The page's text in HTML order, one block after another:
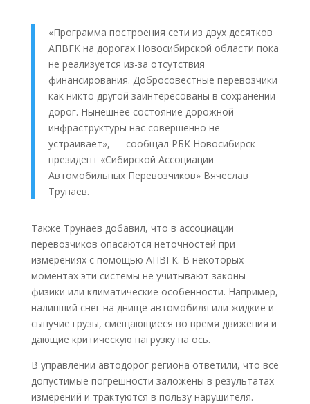
«Программа построения сети из двух десятков
АПВГК на дорогах Новосибирской области пока
не реализуется из-за отсутствия
финансирования. Добросовестные перевозчики
как никто другой заинтересованы в сохранении
дорог. Нынешнее состояние дорожной
инфраструктуры нас совершенно не
устраивает», — сообщал РБК Новосибирск
президент «Сибирской Ассоциации
Автомобильных Перевозчиков» Вячеслав
Трунаев.
Также Трунаев добавил, что в ассоциации
перевозчиков опасаются неточностей при
измерениях с помощью АПВГК. В некоторых
моментах эти системы не учитывают законы
физики или климатические особенности. Например,
налипший снег на днище автомобиля или жидкие и
сыпучие грузы, смещающиеся во время движения и
дающие критическую нагрузку на ось.
В управлении автодорог региона ответили, что все
допустимые погрешности заложены в результатах
измерений и трактуются в пользу нарушителя.